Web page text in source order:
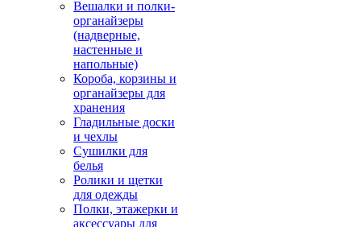
Вешалки и полки-
органайзеры
(надверные,
настенные и
напольные)
Короба, корзины и
органайзеры для
хранения
Гладильные доски
и чехлы
Сушилки для
белья
Ролики и щетки
для одежды
Полки, этажерки и
аксессуары для